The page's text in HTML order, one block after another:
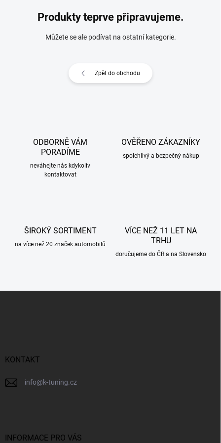
Produkty teprve připravujeme.
Můžete se ale podívat na ostatní kategorie.
Zpět do obchodu
ODBORNĚ VÁM
PORADÍME
neváhejte nás kdykoliv
kontaktovat
OVĚŘENO ZÁKAZNÍKY
spolehlivý a bezpečný nákup
ŠIROKÝ SORTIMENT
na více než 20 značek automobilů
VÍCE NEŽ 11 LET NA
TRHU
doručujeme do ČR a na Slovensko
KONTAKT
info@k-tuning.cz
INFORMACE PRO VÁS